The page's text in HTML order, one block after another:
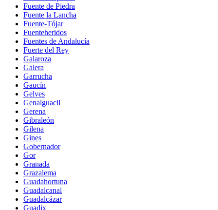
Fuente de Piedra
Fuente la Lancha
Fuente-Tójar
Fuenteheridos
Fuentes de Andalucía
Fuerte del Rey
Galaroza
Galera
Garrucha
Gaucín
Gelves
Genalguacil
Gerena
Gibraleón
Gilena
Gines
Gobernador
Gor
Granada
Grazalema
Guadahortuna
Guadalcanal
Guadalcázar
Guadix